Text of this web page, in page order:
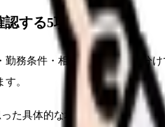
する5項目
勤務条件・相談済みの事実を分
。
た具体的な場面を3つ書く